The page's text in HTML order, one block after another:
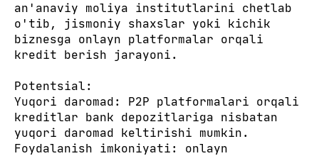
an'anaviy moliya institutlarini chetlab
o'tib, jismoniy shaxslar yoki kichik
biznesga onlayn platformalar orqali
kredit berish jarayoni.
Potentsial:
Yuqori daromad: P2P platformalari orqali
kreditlar bank depozitlariga nisbatan
yuqori daromad keltirishi mumkin.
Foydalanish imkoniyati: onlayn